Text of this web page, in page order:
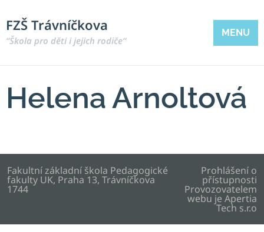
FZŠ Trávníčkova
“Škola pro děti i jejich rodiče“
MENU
Helena Arnoltová
Fakultní základní škola Pedagogické
fakulty UK, Praha 13, Trávníčkova
1744
Prohlášení o
přístupnosti
Provozovatelem
webu je Apertia
Tech s.r.o